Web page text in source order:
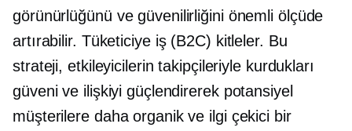
görünürlüğünü ve güvenilirliğini önemli ölçüde
artırabilir. Tüketiciye iş(B2C) kitleler. Bu
strateji, etkileyicilerin takipçileriyle kurdukları
güveni ve ilişkiyi güçlendirerek potansiyel
müşterilere daha organik ve ilgi çekici bir